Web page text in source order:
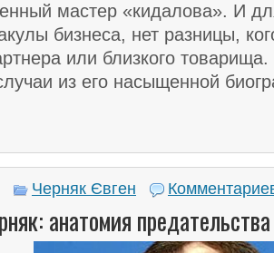
мастер «кидалова». И
бизнеса, нет разницы,
или близкого
из его насыщенной
Черняк Євген
анатомия предательства